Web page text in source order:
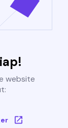
website